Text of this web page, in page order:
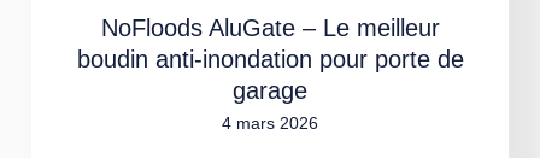
NoFloods AluGate – Le meilleur
boudin anti-inondation pour porte de
garage
4 mars 2026
inondation
pour
porte
de